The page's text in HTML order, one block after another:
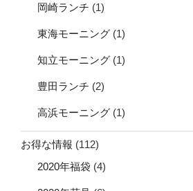
岡崎ランチ (1)
東海モーニング (1)
知立モーニング (1)
豊田ランチ (2)
高浜モーニング (1)
お得な情報 (112)
2020年福袋 (4)